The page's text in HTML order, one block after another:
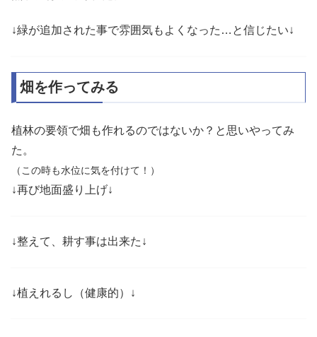
↓緑が追加された事で雰囲気もよくなった…と信じたい↓
畑を作ってみる
植林の要領で畑も作れるのではないか？と思いやってみ
た。
（この時も水位に気を付けて！）
↓再び地面盛り上げ↓
↓整えて、耕す事は出来た↓
↓植えれるし（健康的）↓